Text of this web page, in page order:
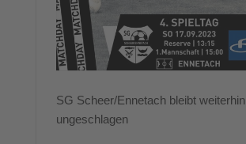
SG Scheer/Ennetach bleibt weiterhin
ungeschlagen